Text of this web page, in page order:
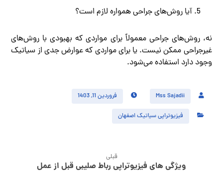
آیا روش‌های جراحی همواره لازم است؟
نه، روش‌های جراحی معمولاً برای مواردی که بهبودی با روش‌های
غیرجراحی ممکن نیست. یا برای مواردی که عوارض جدی از سیاتیک
وجود دارد استفاده می‌شود.
Mss Sajadii فروردین 11, 1403
فیزیوتراپی سیاتیک اصفهان
قبلی
ویژگی های فیزیوتراپی رباط صلیبی قبل از عمل